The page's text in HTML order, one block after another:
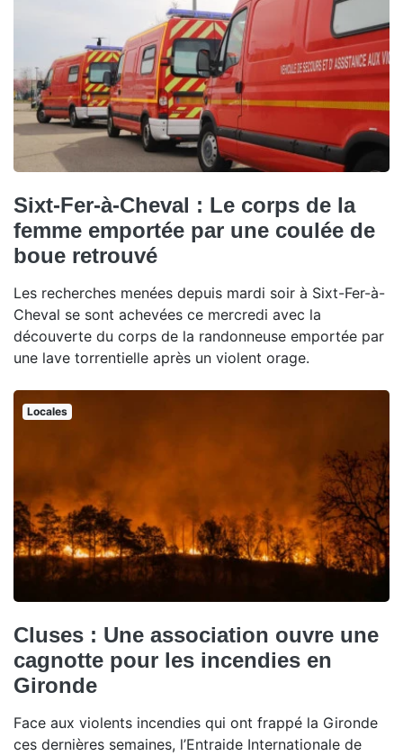
Sixt-Fer-à-Cheval : Le corps de la
femme emportée par une coulée de
boue retrouvé
Les recherches menées depuis mardi soir à Sixt-Fer-à-
Cheval se sont achevées ce mercredi avec la
découverte du corps de la randonneuse emportée par
une lave torrentielle après un violent orage.
Locales
Cluses : Une association ouvre une
cagnotte pour les incendies en
Gironde
Face aux violents incendies qui ont frappé la Gironde
ces dernières semaines, l’Entraide Internationale de